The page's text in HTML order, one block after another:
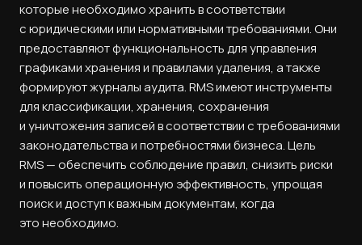
которые необходимо хранить в соответствии
с юридическими или нормативными требованиями. Они
предоставляют функциональность для управления
графиками хранения и правилами удаления, а также
формируют журналы аудита. RMS имеют инструменты
для классификации, хранения, сохранения
и уничтожения записей в соответствии с требованиями
законодательства и потребностями бизнеса. Цель
RMS — обеспечить соблюдение правил, снизить риски
и повысить операционную эффективность, упрощая
поиск и доступ к важным документам, когда
это необходимо.